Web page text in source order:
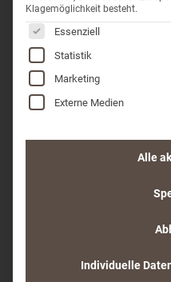
Hofladen direkt am Betrieb
15:00 bis 19:00 Uhr geöffnet
Sortiment sowie die
vorzubestellen oder mit
kommen.
Für alle, die nicht vor Ort
Möglichkeit, die Produkte
Kundinnen und Kunden
Mit der Kombination aus
die Molkerei Bauer
smarte Landwirtschaft in
Klagemöglichkeit besteht.
Es folgt eine Liste der
Essenziell
Statistik
Marketing
Externe Medien
Alle
Individuelle